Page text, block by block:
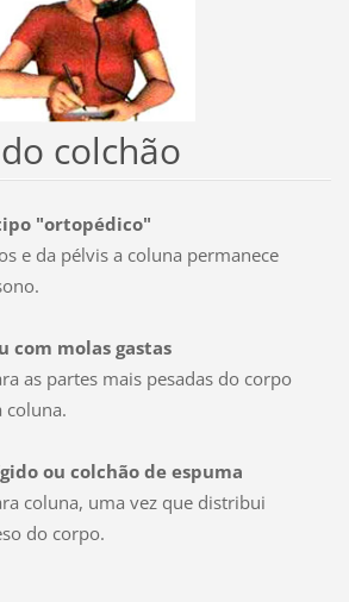
colchão
"ortopédico"
e da pélvis a coluna permanece
com molas gastas
as partes mais pesadas do corpo
coluna.
ou colchão de espuma
coluna, uma vez que distribui
do corpo.